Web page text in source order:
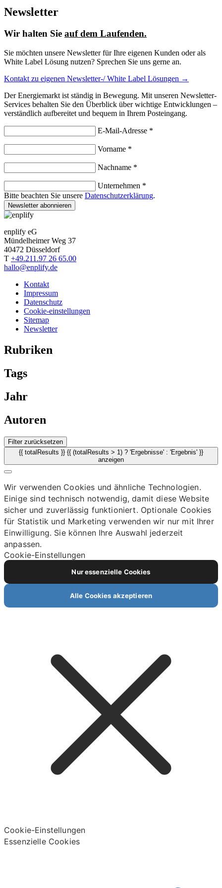
Newsletter
Wir halten Sie auf dem Laufenden.
Sie möchten unsere Newsletter für Ihre eigenen Kunden oder als
White Label Lösung nutzen? Sprechen Sie uns gerne an.
Kontakt zu eigenen Newsletter-/ White Label Lösungen →
Der Energiemarkt ist ständig in Bewegung. Mit unseren Newsletter-
Services behalten Sie den Überblick über wichtige Entwicklungen –
verständlich aufbereitet und bequem in Ihrem Posteingang.
E-Mail-Adresse *
Vorname *
Nachname *
Unternehmen *
Bitte beachten Sie unsere Datenschutzerklärung.
Newsletter abonnieren
enplify eG
Mündelheimer Weg 37
40472 Düsseldorf
T +49.211.97 26 65.00
hallo@enplify.de
Kontakt
Impressum
Datenschutz
Cookie-einstellungen
Sitemap
Newsletter
Rubriken
Tags
Jahr
Autoren
Filter zurücksetzen
{{ totalResults }} {{ (totalResults > 1) ? 'Ergebnisse' : 'Ergebnis' }}
anzeigen
Wir verwenden Cookies und ähnliche Technologien.
Einige sind technisch notwendig, damit diese Website
sicher und zuverlässig funktioniert. Optionale Cookies
für Statistik und Marketing verwenden wir nur mit Ihrer
Einwilligung. Sie können Ihre Auswahl jederzeit
anpassen.
Cookie-Einstellungen
Nur essenzielle Cookies
Alle Cookies akzeptieren
Cookie-Einstellungen
Essenzielle Cookies